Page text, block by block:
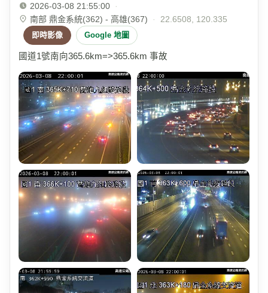
2026-03-08 21:55:00
·
南部 鼎金系統(362) - 高雄(367)
· 22.6508, 120.335
即時影像 Google 地圖
國道1號南向365.6km=>365.6km 事故